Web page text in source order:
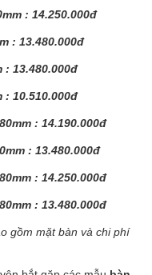
: 14.250.000đ
: 13.480.000đ
: 13.480.000đ
: 10.510.000đ
: 14.190.000đ
: 13.480.000đ
: 14.250.000đ
: 13.480.000đ
gồm mặt bàn và chi phí